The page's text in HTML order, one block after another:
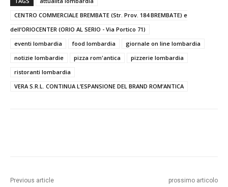
CENTRO COMMERCIALE BREMBATE (Str. Prov. 184 BREMBATE) e
dell’ORIOCENTER (ORIO AL SERIO - Via Portico 71)
eventi lombardia
food lombardia
giornale on line lombardia
notizie lombardie
pizza rom'antica
pizzerie lombardia
ristoranti lombardia
VERA S.R.L. CONTINUA L’ESPANSIONE DEL BRAND ROM’ANTICA
Previous article prossimo articolo